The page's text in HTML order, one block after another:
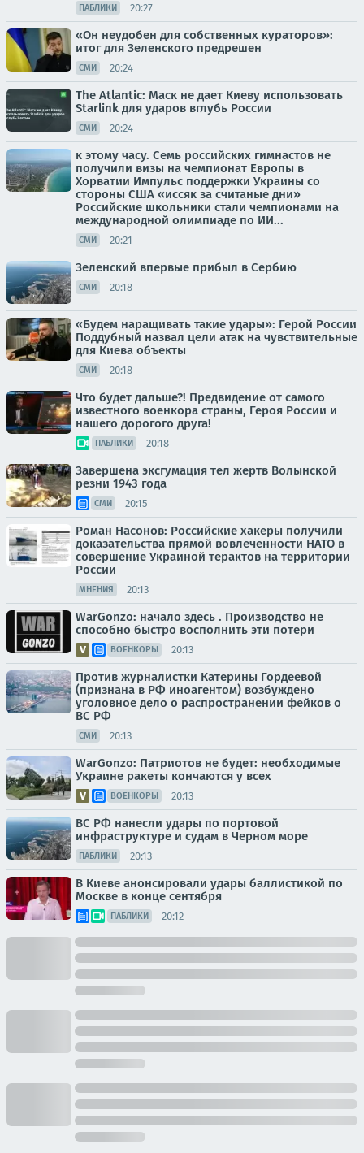
ПАБЛИКИ 20:27
«Он неудобен для собственных кураторов»:
итог для Зеленского предрешен
СМИ 20:24
The Atlantic: Маск не дает Киеву использовать
Starlink для ударов вглубь России
СМИ 20:24
к этому часу. Семь российских гимнастов не
получили визы на чемпионат Европы в
Хорватии Импульс поддержки Украины со
стороны США «иссяк за считаные дни»
Российские школьники стали чемпионами на
международной олимпиаде по ИИ...
СМИ 20:21
Зеленский впервые прибыл в Сербию
СМИ 20:18
«Будем наращивать такие удары»: Герой России
Поддубный назвал цели атак на чувствительные
для Киева объекты
СМИ 20:18
Что будет дальше?! Предвидение от самого
известного военкора страны, Героя России и
нашего дорогого друга!
ПАБЛИКИ 20:18
Завершена эксгумация тел жертв Волынской
резни 1943 года
СМИ 20:15
Роман Насонов: Российские хакеры получили
доказательства прямой вовлеченности НАТО в
совершение Украиной терактов на территории
России
МНЕНИЯ 20:13
WarGonzo: начало здесь . Производство не
способно быстро восполнить эти потери
ВОЕНКОРЫ 20:13
Против журналистки Катерины Гордеевой
(признана в РФ иноагентом) возбуждено
уголовное дело о распространении фейков о
ВС РФ
СМИ 20:13
WarGonzo: Патриотов не будет: необходимые
Украине ракеты кончаются у всех
ВОЕНКОРЫ 20:13
ВС РФ нанесли удары по портовой
инфраструктуре и судам в Черном море
ПАБЛИКИ 20:13
В Киеве анонсировали удары баллистикой по
Москве в конце сентября
ПАБЛИКИ 20:12